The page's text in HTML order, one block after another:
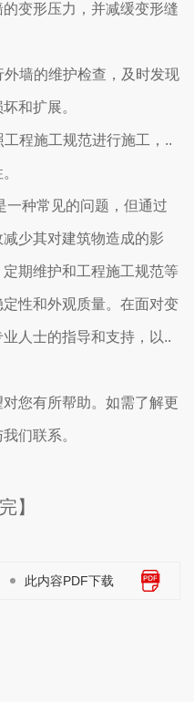
变形压力，并减缓变形缝
墙的维护检查，及时发现
和扩展。
程施工规范进行施工，..
一种常见的问题，但通过
少其对建筑物造成的影
期维护和工程施工规范等
性和外观质量。在面对变
人士的指导和支持，以..
您有所帮助。如需了解更
们联系。
】
此内容PDF下载